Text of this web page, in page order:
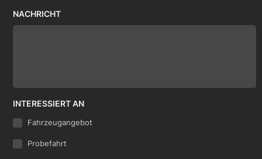
NACHRICHT
INTERESSIERT AN
Fahrzeugangebot
Probefahrt